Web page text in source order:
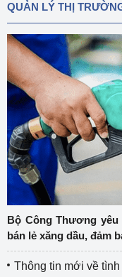
QUẢN LÝ THỊ
Bộ Công Thương
bán lẻ xăng dầu, đảm
Thông tin mới về